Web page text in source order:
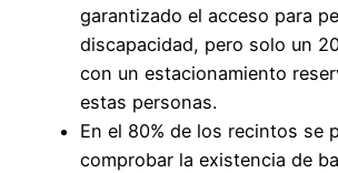
garantizado el acceso para
discapacidad, pero solo un
con un estacionamiento
estas personas.
En el 80% de los recintos se
comprobar la existencia de